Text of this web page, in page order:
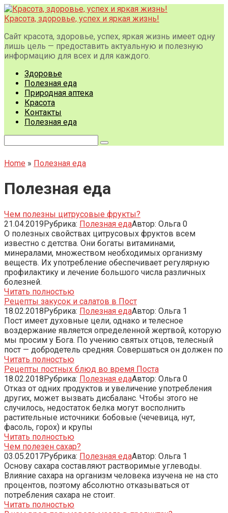
Перейти
к
Красота, здоровье, успех и яркая жизнь!
Сайт красота, здоровье, успех, яркая жизнь имеет одну
лишь цель — предоставить актуальную и полезную
информацию для всех и для каждого.
Здоровье
Полезная еда
Природная аптека
Красота
Контакты
Полезная еда
Home » Полезная еда
Полезная еда
Чем полезны цитрусовые фрукты?
21.04.2019Рубрика: Полезная едаАвтор: Ольга 0
О полезных свойствах цитрусовых фруктов всем
известно с детства. Они богаты витаминами,
минералами, множеством необходимых организму
веществ. Их употребление обеспечивает регулярную
профилактику и лечение большого числа различных
болезней.
Читать полностью
Рецепты закусок и салатов в Пост
18.02.2018Рубрика: Полезная едаАвтор: Ольга 1
Пост имеет духовные цели, однако и телесное
воздержание является определенной жертвой, которую
мы просим у Бога. По учению святых отцов, телесный
пост — добродетель средняя. Совершаться он должен по
Читать полностью
Рецепты постных блюд во время Поста
18.02.2018Рубрика: Полезная едаАвтор: Ольга 0
Отказ от одних продуктов и увеличение употребления
других, может вызвать дисбаланс. Чтобы этого не
случилось, недостаток белка могут восполнить
растительные источники: бобовые (чечевица, нут,
фасоль, горох) и крупы
Читать полностью
Чем полезен сахар?
03.05.2017Рубрика: Полезная едаАвтор: Ольга 1
Основу сахара составляют растворимые углеводы.
Влияние сахара на организм человека изучена не на сто
процентов, поэтому абсолютно отказываться от
потребления сахара не стоит.
Читать полностью